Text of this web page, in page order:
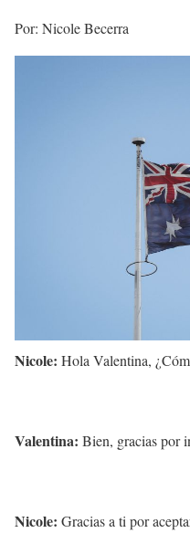
Por: Nicole Becerra
Nicole: Hola Valentina,
Valentina: Bien, gracias por
Nicole: Gracias a ti por